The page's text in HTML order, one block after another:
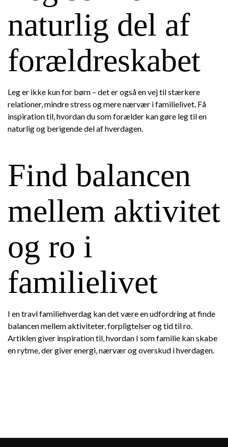
naturlig del af
forældreskabet
Leg er ikke kun for børn – det er også en vej til stærkere
relationer, mindre stress og mere nærvær i familielivet. Få
inspiration til, hvordan du som forælder kan gøre leg til en
naturlig og berigende del af hverdagen.
Find balancen
mellem aktivitet
og ro i
familielivet
I en travl familiehverdag kan det være en udfordring at finde
balancen mellem aktiviteter, forpligtelser og tid til ro.
Artiklen giver inspiration til, hvordan I som familie kan skabe
en rytme, der giver energi, nærvær og overskud i hverdagen.